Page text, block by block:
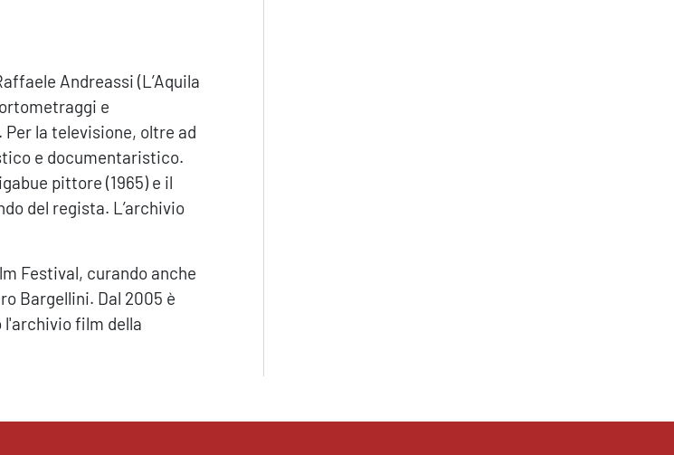
Andreassi (L’Aquila
e
la televisione, oltre ad
e documentaristico.
pittore (1965) e il
del regista. L’archivio
Festival, curando anche
Bargellini. Dal 2005 è
l'archivio film della